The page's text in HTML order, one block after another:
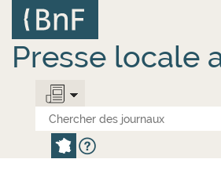
contenu
principal
Presse locale
Panneau de gestion des cookies